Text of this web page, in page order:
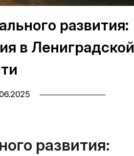
развития:
в Лениградской
развития: